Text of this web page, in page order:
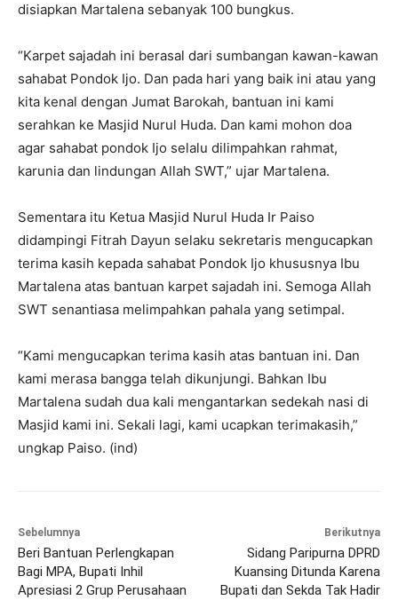
disiapkan Martalena sebanyak 100 bungkus.
“Karpet sajadah ini berasal dari sumbangan kawan-kawan
sahabat Pondok Ijo. Dan pada hari yang baik ini atau yang
kita kenal dengan Jumat Barokah, bantuan ini kami
serahkan ke Masjid Nurul Huda. Dan kami mohon doa
agar sahabat pondok Ijo selalu dilimpahkan rahmat,
karunia dan lindungan Allah SWT,” ujar Martalena.
Sementara itu Ketua Masjid Nurul Huda Ir Paiso
didampingi Fitrah Dayun selaku sekretaris mengucapkan
terima kasih kepada sahabat Pondok Ijo khususnya Ibu
Martalena atas bantuan karpet sajadah ini. Semoga Allah
SWT senantiasa melimpahkan pahala yang setimpal.
“Kami mengucapkan terima kasih atas bantuan ini. Dan
kami merasa bangga telah dikunjungi. Bahkan Ibu
Martalena sudah dua kali mengantarkan sedekah nasi di
Masjid kami ini. Sekali lagi, kami ucapkan terimakasih,”
ungkap Paiso. (ind)
Sebelumnya
Beri Bantuan Perlengkapan
Bagi MPA, Bupati Inhil
Apresiasi 2 Grup Perusahaan
Berikutnya
Sidang Paripurna DPRD
Kuansing Ditunda Karena
Bupati dan Sekda Tak Hadir